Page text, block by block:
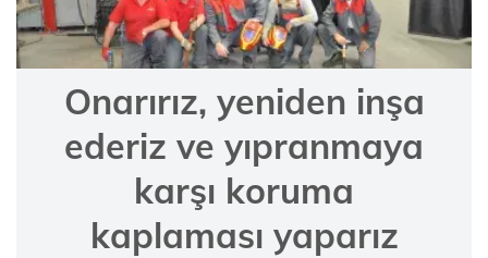
Onarırız, yeniden inşa
ederiz ve yıpranmaya
karşı koruma
kaplaması yaparız